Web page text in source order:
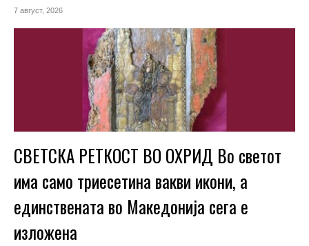
7 август, 2026
СВЕТСКА РЕТКОСТ ВО ОХРИД Во светот
има само триесетина вакви икони, а
единствената во Македонија сега е
изложена